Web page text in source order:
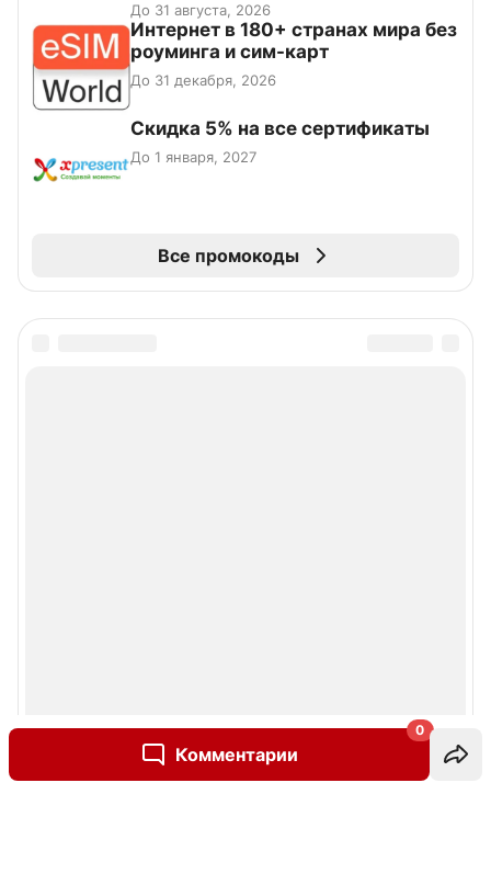
Комментарии
0
До 31 августа, 2026
Интернет в 180+ странах мира без
роуминга и сим-карт
До 31 декабря, 2026
Скидка 5% на все сертификаты
До 1 января, 2027
Все промокоды